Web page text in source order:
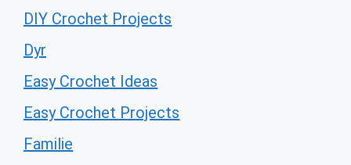
DIY Crochet Projects
Dyr
Easy Crochet Ideas
Easy Crochet Projects
Familie